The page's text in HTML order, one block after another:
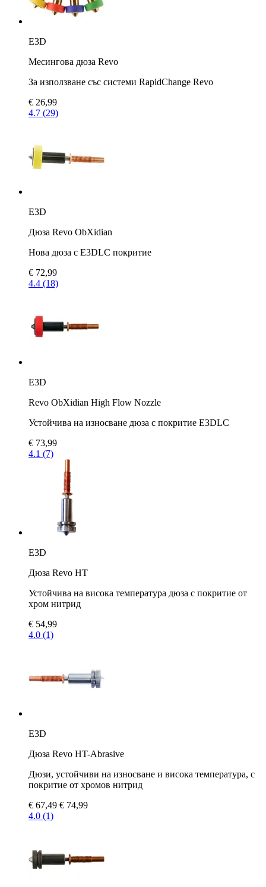
E3D
Месингова дюза Revo
За използване със системи RapidChange Revo
€ 26,99
4.7 (29)
E3D
Дюза Revo ObXidian
Нова дюза с E3DLC покритие
€ 72,99
4.4 (18)
E3D
Revo ObXidian High Flow Nozzle
Устойчива на износване дюза с покритие E3DLC
€ 73,99
4.1 (7)
E3D
Дюза Revo HT
Устойчива на висока температура дюза с покритие от
хром нитрид
€ 54,99
4.0 (1)
E3D
Дюза Revo HT-Abrasive
Дюзи, устойчиви на износване и висока температура, с
покритие от хромов нитрид
€ 67,49 € 74,99
4.0 (1)